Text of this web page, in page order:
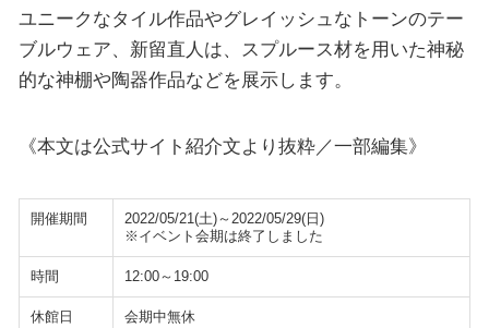
ユニークなタイル作品やグレイッシュなトーンのテー
ブルウェア、新留直人は、スプルース材を用いた神秘
的な神棚や陶器作品などを展示します。
《本文は公式サイト紹介文より抜粋／一部編集》
開催期間
2022/05/21(土)～2022/05/29(日)
※イベント会期は終了しました
時間 12:00～19:00
休館日 会期中無休